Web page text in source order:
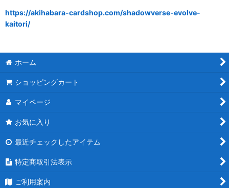
https://akihabara-cardshop.com/shadowverse-evolve-
kaitori/
ホーム
ショッピングカート
マイページ
お気に入り
最近チェックしたアイテム
特定商取引法表示
ご利用案内